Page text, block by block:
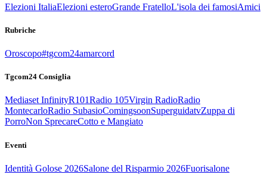
Elezioni ItaliaElezioni esteroGrande FratelloL'isola dei famosiAmici
Rubriche
Oroscopo#tgcom24amarcord
Tgcom24 Consiglia
Mediaset InfinityR101Radio 105Virgin RadioRadio
MontecarloRadio SubasioComingsoonSuperguidatvZuppa di
PorroNon SprecareCotto e Mangiato
Eventi
Identità Golose 2026Salone del Risparmio 2026Fuorisalone